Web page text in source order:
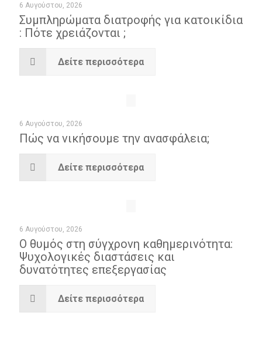
6 Αυγούστου, 2026
Συμπληρώματα διατροφής για κατοικίδια
: Πότε χρειάζονται ;
Δείτε περισσότερα
6 Αυγούστου, 2026
Πώς να νικήσουμε την ανασφάλεια;
Δείτε περισσότερα
6 Αυγούστου, 2026
Ο θυμός στη σύγχρονη καθημερινότητα:
Ψυχoλογικές διαστάσεις και
δυνατότητες επεξεργασίας
Δείτε περισσότερα